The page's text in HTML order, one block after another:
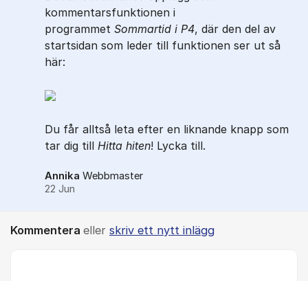
kommentarsfunktionen i
programmet Sommartid i P4, där den del av
startsidan som leder till funktionen ser ut så
här:
Du får alltså leta efter en liknande knapp som
tar dig till Hitta hiten! Lycka till.
Annika Webbmaster
22 Jun
Kommentera eller skriv ett nytt inlägg